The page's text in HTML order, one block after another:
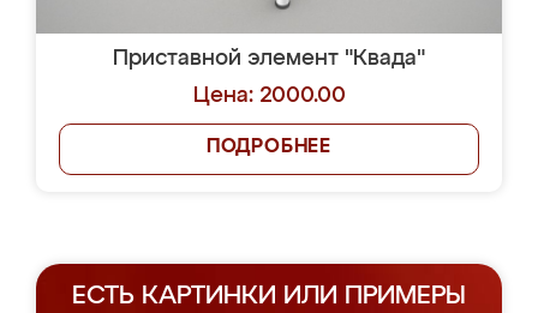
Приставной элемент "Квада"
Цена: 2000.00
ПОДРОБНЕЕ
ЕСТЬ КАРТИНКИ ИЛИ ПРИМЕРЫ